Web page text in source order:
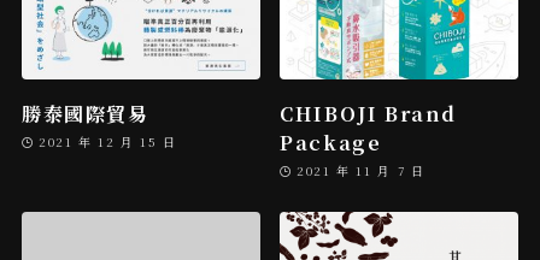
勝泰國際貿易
2021 年 12 月 15 日
CHIBOJI Brand
Package
2021 年 11 月 7 日